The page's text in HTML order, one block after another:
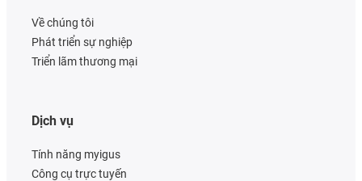
Về chúng tôi
Phát triển sự nghiệp
Triển lãm thương mại
Dịch vụ
Tính năng myigus
Công cụ trực tuyến